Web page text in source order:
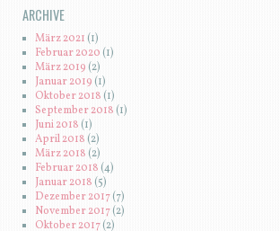
ARCHIVE
März 2021(1)
Februar 2020 (1)
März 2019 (2)
Januar 2019 (1)
Oktober 2018(1)
September 2018 (1)
Juni 2018 (1)
April 2018(2)
März 2018 (2)
Februar 2018(4)
Januar 2018 (5)
Dezember 2017(7)
November 2017(2)
Oktober 2017(2)